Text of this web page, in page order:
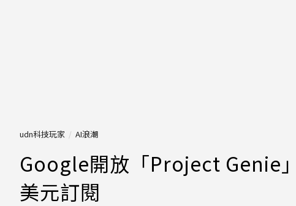
udn科技玩家 AI浪潮
Google開放「Project Genie
美元訂閱